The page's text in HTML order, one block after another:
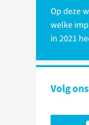
Op deze
welke
in 2021
Volg